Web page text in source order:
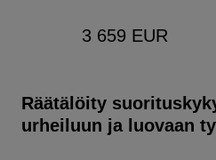
3 659 EUR
Räätälöity
urheiluun ja luovaan